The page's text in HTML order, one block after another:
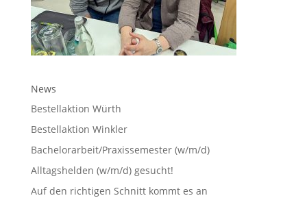
News
Bestellaktion Würth
Bestellaktion Winkler
Bachelorarbeit/Praxissemester (w/m/d)
Alltagshelden (w/m/d) gesucht!
Auf den richtigen Schnitt kommt es an